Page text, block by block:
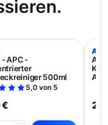
- APC -
500ml
5,0 von 5
€